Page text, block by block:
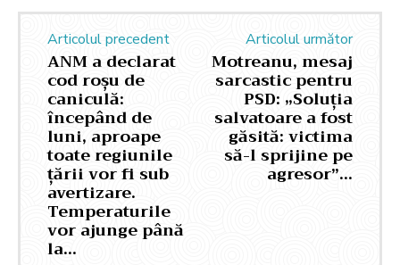
Articolul precedent
ANM a declarat
cod roșu de
caniculă:
începând de
luni, aproape
toate regiunile
țării vor fi sub
avertizare.
Temperaturile
vor ajunge până
la…
Articolul următor
Motreanu, mesaj
sarcastic pentru
PSD: „Soluția
salvatoare a fost
găsită: victima
să-l sprijine pe
agresor”…